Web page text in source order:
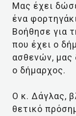
Μας έχει
ένα
Βοήθησε για
που έχει ο
ασθενών, μας
ο δήμαρχος.
Ο κ. Δάγλας,
θετικό